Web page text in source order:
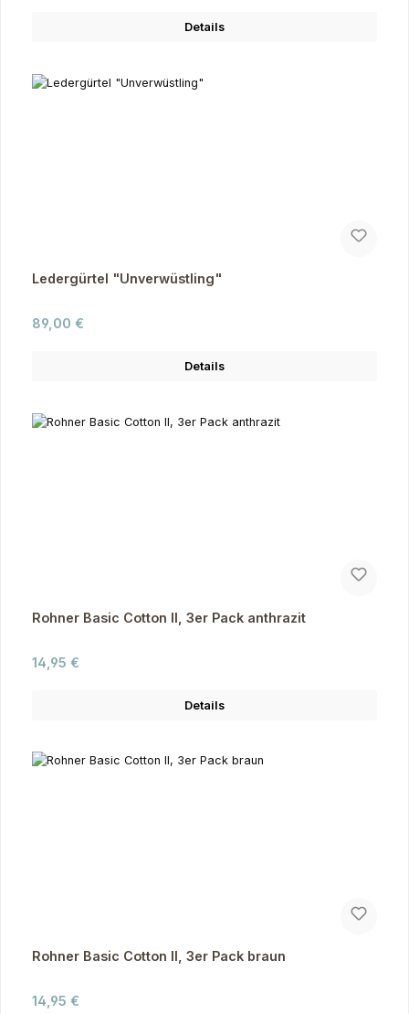
Details
Ledergürtel "Unverwüstling"
Regulärer Preis:
89,00 €
Details
Rohner Basic Cotton II, 3er Pack anthrazit
Regulärer Preis:
14,95 €
Details
Rohner Basic Cotton II, 3er Pack braun
Regulärer Preis:
14,95 €